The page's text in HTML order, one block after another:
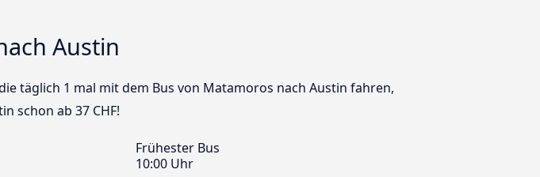
Austin
täglich 1 mal mit dem Bus von Matamoros nach Austin fahren,
schon ab 37 CHF!
Frühester Bus
10:00 Uhr